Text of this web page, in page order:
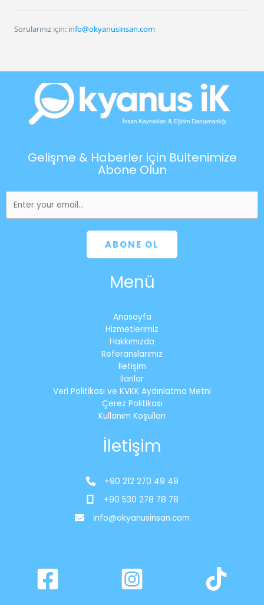
Sorularınız için: info@okyanusinsan.com
Gelişme & Haberler için Bültenimize
Abone Olun
ABONE OL
Menü
Anasayfa
Hizmetlerimiz
Hakkımızda
Referanslarımız
İletişim
İlanlar
Veri Politikası ve KVKK Aydınlatma Metni
Çerez Politikası
Kullanım Koşulları
İletişim
+90 212 270 49 49
+90 530 278 78 78
info@okyanusinsan.com